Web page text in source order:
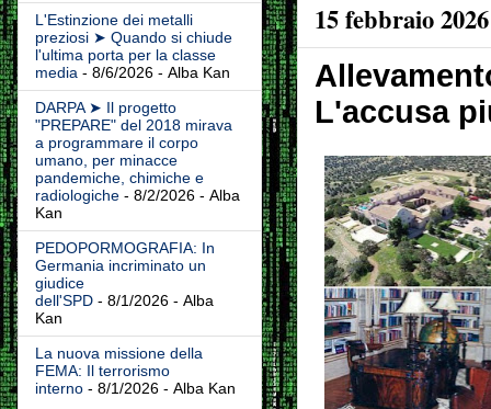
15 febbraio 2026
L'accusa
L'Estinzione dei metalli
preziosi ➤ Quando si chiude
l'ultima porta per la classe
media - 8/6/2026 - Alba Kan
DARPA ➤ Il progetto
"PREPARE" del 2018 mirava
a programmare il corpo
umano, per minacce
pandemiche, chimiche e
radiologiche - 8/2/2026 - Alba
Kan
PEDOPORMOGRAFIA: In
Germania incriminato un
giudice
dell'SPD - 8/1/2026 - Alba
Kan
La nuova missione della
FEMA: Il terrorismo
interno - 8/1/2026 - Alba Kan